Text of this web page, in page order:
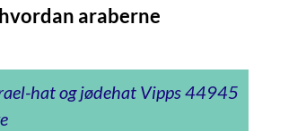
araberne
hat og jødehat Vipps 44945